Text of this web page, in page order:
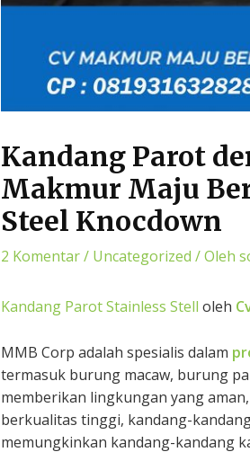
Kandang Parot
Makmur Maju
Steel Knocdown
2 Komentar/ Uncategorized / Oleh
Kandang Parot Stainless Stell oleh
MMB Corp adalah spesialis dalam
termasuk burung macaw, burung
memberikan lingkungan yang
berkualitas tinggi, kandang-
memungkinkan kandang-kandang